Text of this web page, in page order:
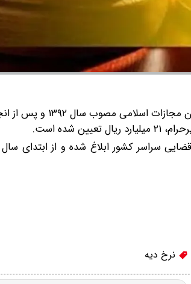
بر اساس این بخشنامه که در اجرای ماده ۵۴۹ قانون مجازات اسلامی
نرخ دیه